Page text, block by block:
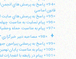
«94» پاسخ به پرسش هاي انجمن
قانون اساسي
«95» پاسخ به پرسش هاي سايت امروز پيرامون دو رخداد سياسي
«96» پيام تسليت به مناسبت چهلمين روز درگذشت مرحوم آيت الله آشتياني(ره)
«97» پيام به مناسبت حمله وحشيانه حكومت يمن به شيعيان
+
«98» مصاحبه دبير خبرگزاري "رويترز"
«99» پاسخ به پرسشي پيرامون جبهه دموكراسي خواهي و حقوق بشر و انتخابات
«100» پيام به مناسبت پايان نهمين دوره انتخابات رياست جمهوري
«101» پيام در رابطه با انفجارات لندن